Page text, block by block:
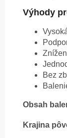
Výhody
Bez
Obsah
Krajina